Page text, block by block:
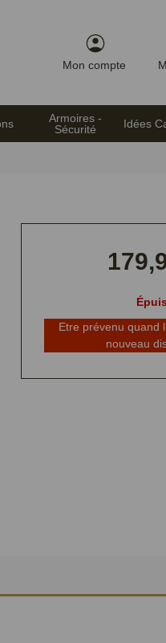
Mon compte
Armoires -
Sécurité
Idées
Etre prévenu quand
nouveau